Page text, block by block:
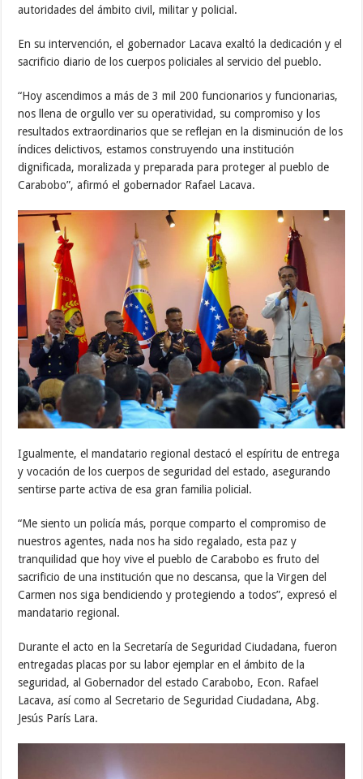
autoridades del ámbito civil, militar y policial.
En su intervención, el gobernador Lacava exaltó la dedicación y el
sacrificio diario de los cuerpos policiales al servicio del pueblo.
“Hoy ascendimos a más de 3 mil 200 funcionarios y funcionarias,
nos llena de orgullo ver su operatividad, su compromiso y los
resultados extraordinarios que se reflejan en la disminución de los
índices delictivos, estamos construyendo una institución
dignificada, moralizada y preparada para proteger al pueblo de
Carabobo”, afirmó el gobernador Rafael Lacava.
Igualmente, el mandatario regional destacó el espíritu de entrega
y vocación de los cuerpos de seguridad del estado, asegurando
sentirse parte activa de esa gran familia policial.
“Me siento un policía más, porque comparto el compromiso de
nuestros agentes, nada nos ha sido regalado, esta paz y
tranquilidad que hoy vive el pueblo de Carabobo es fruto del
sacrificio de una institución que no descansa, que la Virgen del
Carmen nos siga bendiciendo y protegiendo a todos”, expresó el
mandatario regional.
Durante el acto en la Secretaría de Seguridad Ciudadana, fueron
entregadas placas por su labor ejemplar en el ámbito de la
seguridad, al Gobernador del estado Carabobo, Econ. Rafael
Lacava, así como al Secretario de Seguridad Ciudadana, Abg.
Jesús París Lara.